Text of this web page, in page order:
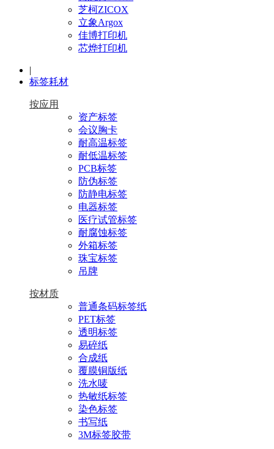
芝柯ZICOX
立象Argox
佳博打印机
芯烨打印机
|
标签耗材
按应用
资产标签
会议胸卡
耐高温标签
耐低温标签
PCB标签
防伪标签
防静电标签
电器标签
医疗试管标签
耐腐蚀标签
外箱标签
珠宝标签
吊牌
按材质
普通条码标签纸
PET标签
透明标签
易碎纸
合成纸
覆膜铜版纸
洗水唛
热敏纸标签
染色标签
书写纸
3M标签胶带